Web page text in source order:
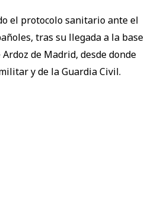
el protocolo sanitario ante el
tras su llegada a la base
de Madrid, desde donde
y de la Guardia Civil.